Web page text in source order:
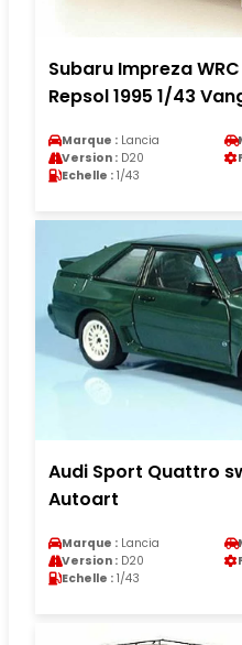
Subaru Impreza
Repsol 1995 1/43
Marque : Lancia
Version : D20
Echelle : 1/43
Audi Sport Quattro
Autoart
Marque : Lancia
Version : D20
Echelle : 1/43